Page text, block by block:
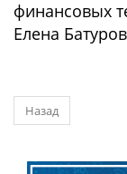
финансовых
Елена
Назад